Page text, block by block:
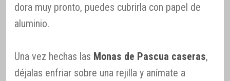
dora muy pronto, puedes cubrirla con papel de
aluminio.
Una vez hechas las Monas de Pascua caseras,
déjalas enfriar sobre una rejilla y anímate a